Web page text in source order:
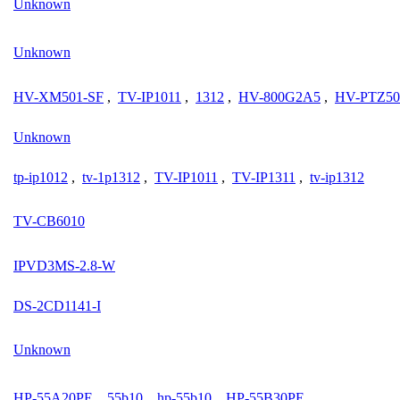
Unknown
Unknown
HV-XM501-SF , TV-IP1011 , 1312 , HV-800G2A5 , HV-
Unknown
tp-ip1012 , tv-1p1312 , TV-IP1011 , TV-IP1311 , tv-ip1312
TV-CB6010
IPVD3MS-2.8-W
DS-2CD1141-I
Unknown